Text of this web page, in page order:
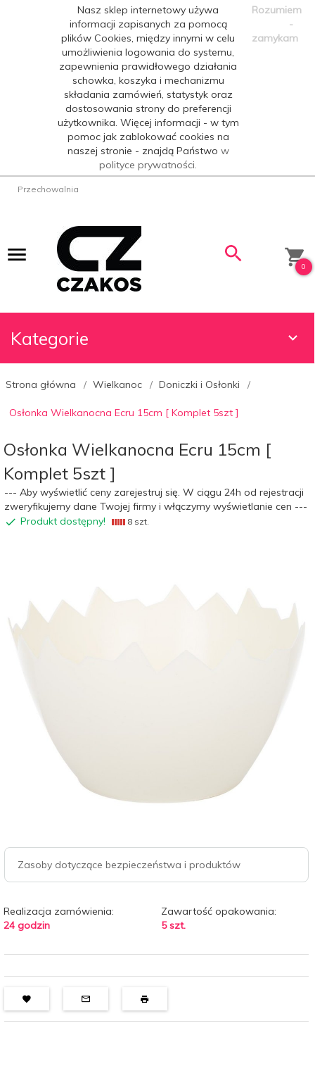
Nasz sklep internetowy używa
informacji zapisanych za pomocą
plików Cookies, między innymi w celu
umożliwienia logowania do systemu,
zapewnienia prawidłowego działania
schowka, koszyka i mechanizmu
składania zamówień, statystyk oraz
dostosowania strony do preferencji
użytkownika. Więcej informacji - w tym
pomoc jak zablokować cookies na
naszej stronie - znajdą Państwo w
polityce prywatności.
Rozumiem
-
zamykam
Przechowalnia
0
Kategorie
Strona główna Wielkanoc Doniczki i Osłonki
Osłonka Wielkanocna Ecru 15cm [ Komplet 5szt ]
Osłonka Wielkanocna Ecru 15cm [
Komplet 5szt ]
--- Aby wyświetlić ceny zarejestruj się. W ciągu 24h od rejestracji
zweryfikujemy dane Twojej firmy i włączymy wyświetlanie cen ---
Produkt dostępny!
8 szt.
Zasoby dotyczące bezpieczeństwa i produktów
Realizacja zamówienia:
24 godzin
Zawartość opakowania:
5 szt.